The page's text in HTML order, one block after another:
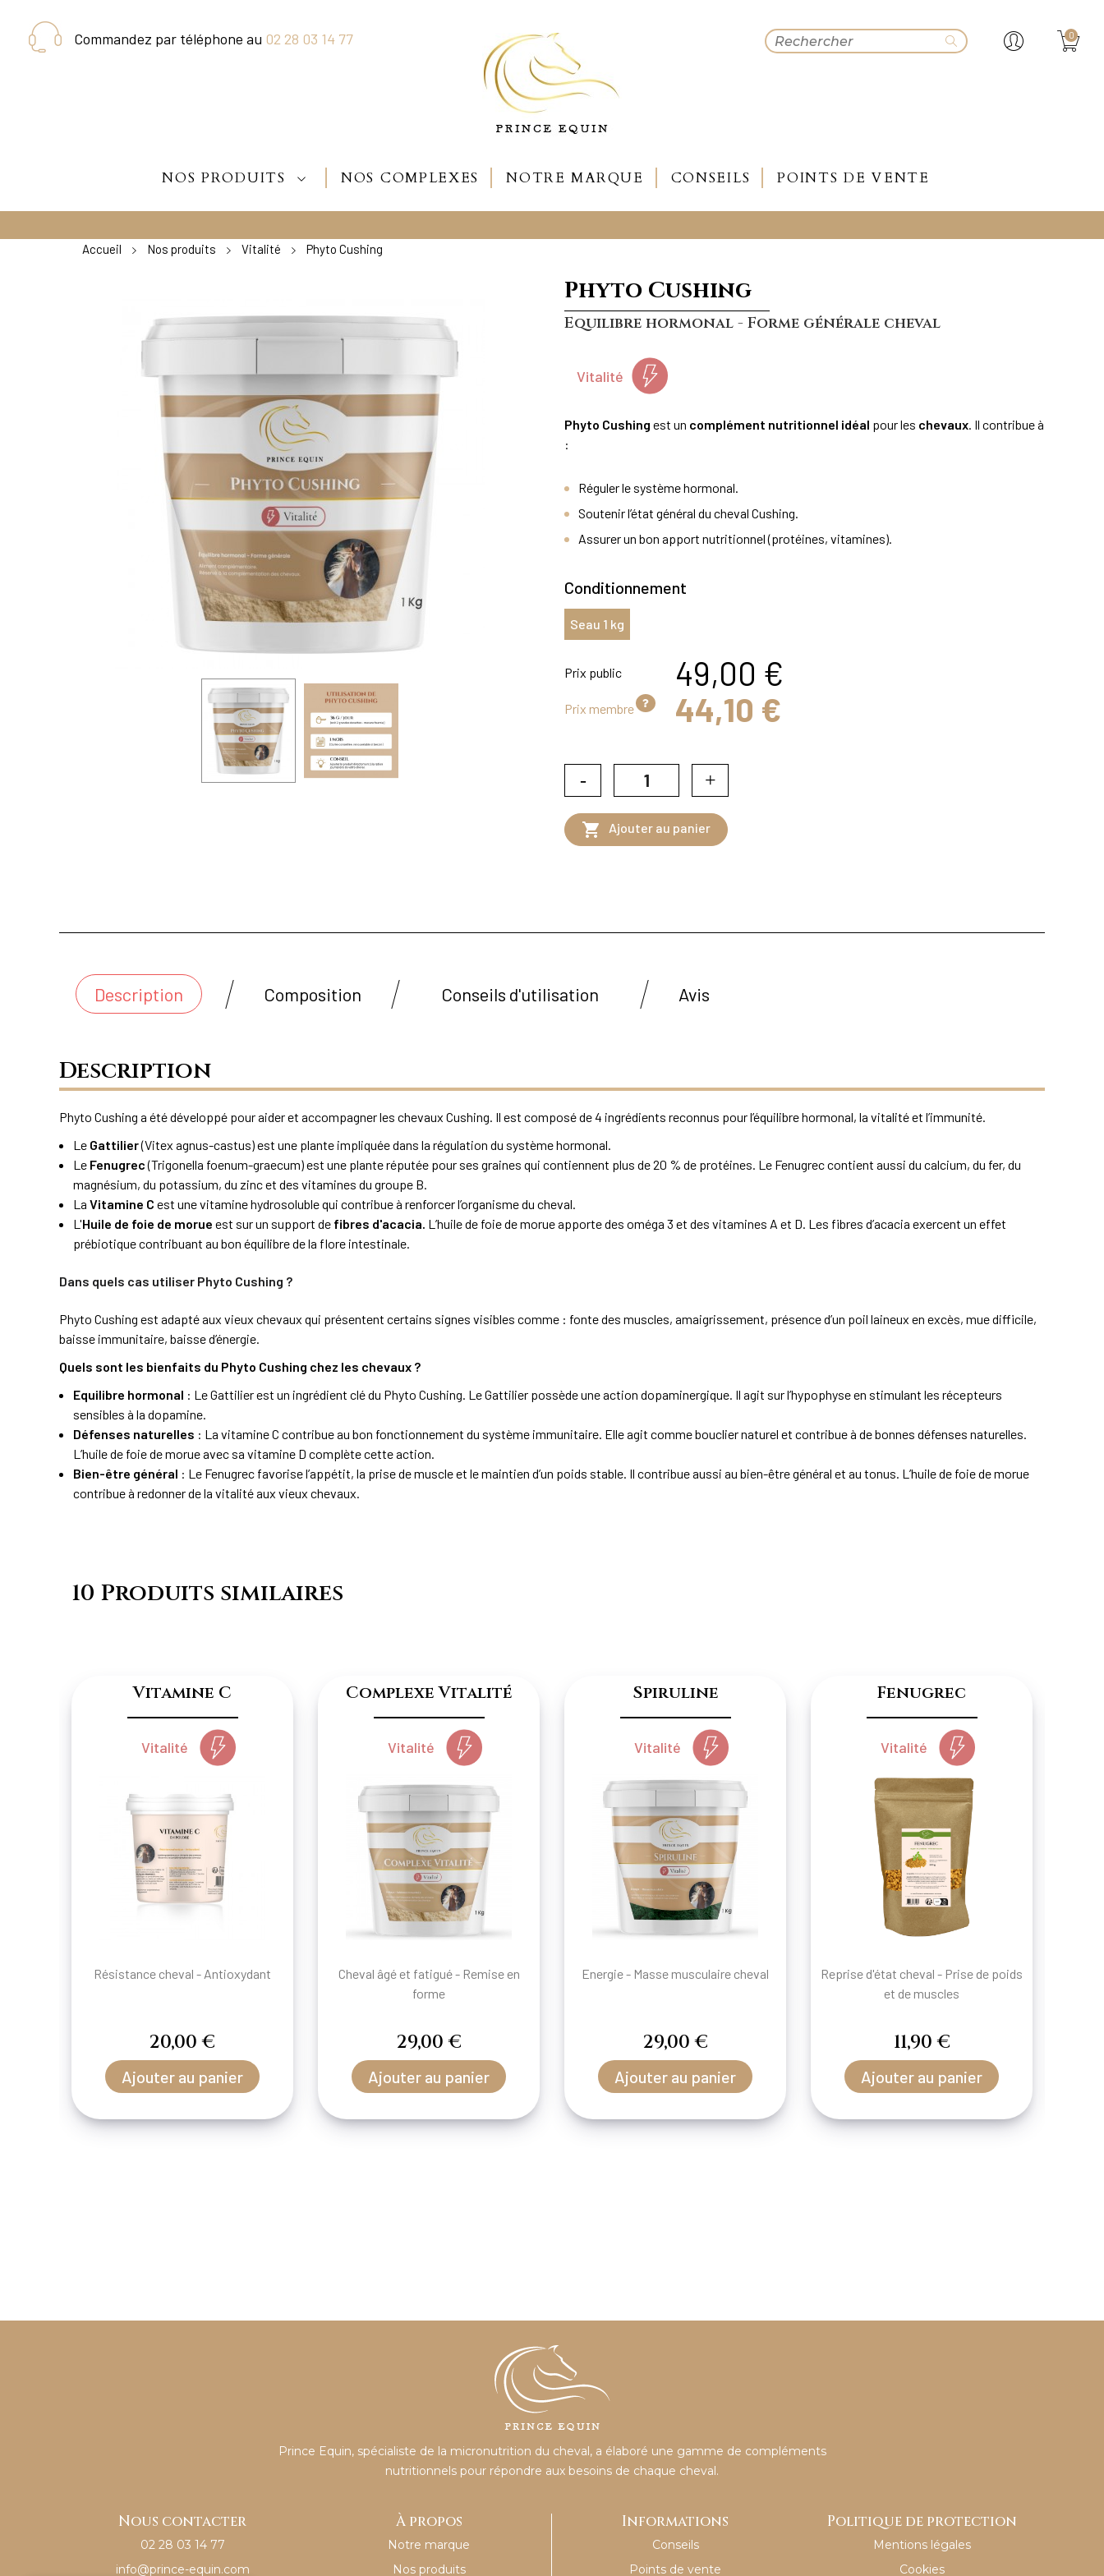
Commandez par téléphone au 02 28 03 14 77 0
NOS PRODUITS NOS COMPLEXES NOTRE MARQUE CONSEILS POINTS DE VENTE
Accueil Nos produits Vitalité Phyto Cushing
Phyto Cushing
Equilibre hormonal - Forme générale cheval
Vitalité
Phyto Cushing est un complément nutritionnel idéal pour les chevaux. Il contribue à
:
Réguler le système hormonal.
Soutenir l’état général du cheval Cushing.
Assurer un bon apport nutritionnel (protéines, vitamines).
Conditionnement
Seau 1 kg
Prix public 49,00 €
Prix membre 44,10 €
 Ajouter au panier
Description Composition Conseils d'utilisation Avis
Description
Phyto Cushing a été développé pour aider et accompagner les chevaux Cushing. Il est composé de 4 ingrédients reconnus pour l’équilibre hormonal, la vitalité et l’immunité.
Le Gattilier(Vitex agnus-castus) est une plante impliquée dans la régulation du système hormonal.
Le Fenugrec(Trigonella foenum-graecum) est une plante réputée pour ses graines qui contiennent plus de 20 % de protéines. Le Fenugrec contient aussi du calcium, du fer, du
magnésium, du potassium, du zinc et des vitamines du groupe B.
La Vitamine C est une vitamine hydrosoluble qui contribue à renforcer l’organisme du cheval.
L'Huile de foie de morue est sur un support de fibres d'acacia. L’huile de foie de morue apporte des oméga 3 et des vitamines A et D. Les fibres d’acacia exercent un effet
prébiotique contribuant au bon équilibre de la flore intestinale.
Dans quels cas utiliser Phyto Cushing ?
Phyto Cushing est adapté aux vieux chevaux qui présentent certains signes visibles comme : fonte des muscles, amaigrissement, présence d’un poil laineux en excès, mue difficile,
baisse immunitaire, baisse d’énergie.
Quels sont les bienfaits du Phyto Cushing chez les chevaux ?
Equilibre hormonal : Le Gattilier est un ingrédient clé du Phyto Cushing. Le Gattilier possède une action dopaminergique. Il agit sur l’hypophyse en stimulant les récepteurs
sensibles à la dopamine.
Défenses naturelles : La vitamine C contribue au bon fonctionnement du système immunitaire. Elle agit comme bouclier naturel et contribue à de bonnes défenses naturelles.
L’huile de foie de morue avec sa vitamine D complète cette action.
Bien-être général : Le Fenugrec favorise l’appétit, la prise de muscle et le maintien d’un poids stable. Il contribue aussi au bien-être général et au tonus. L’huile de foie de morue
contribue à redonner de la vitalité aux vieux chevaux.
10 Produits similaires
Vitamine C
Vitalité
Résistance cheval - Antioxydant
20,00 €
Ajouter au panier
Complexe Vitalité
Vitalité
Cheval âgé et fatigué - Remise en
forme
29,00 €
Ajouter au panier
Spiruline
Vitalité
Energie - Masse musculaire cheval
29,00 €
Ajouter au panier
Fenugrec
Vitalité
Reprise d'état cheval - Prise de poids
et de muscles
11,90 €
Ajouter au panier
Prince Equin, spécialiste de la micronutrition du cheval, a élaboré une gamme de compléments
nutritionnels pour répondre aux besoins de chaque cheval.
Nous contacter
02 28 03 14 77
info@prince-equin.com
À propos
Notre marque
Nos produits
Informations
Conseils
Points de vente
Politique de protection
Mentions légales
Cookies